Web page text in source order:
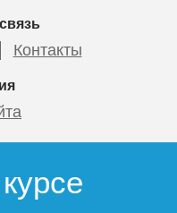
Подробнее
Подробнее
Контакты